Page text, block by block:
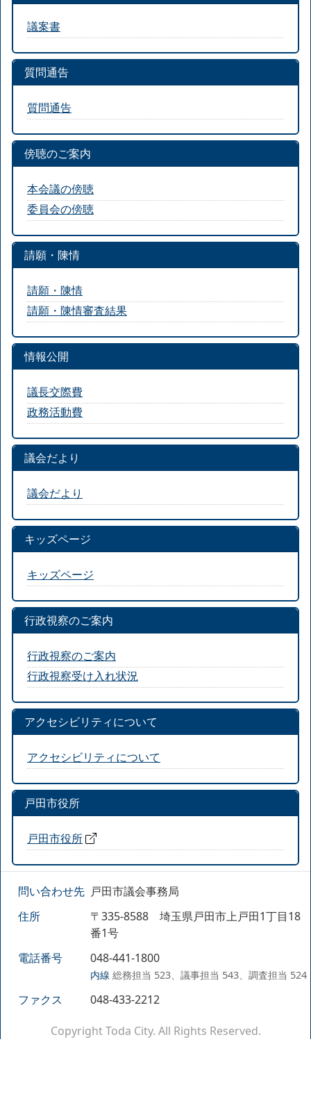
議案書
質問通告
質問通告
傍聴のご案内
本会議の傍聴
委員会の傍聴
請願・陳情
請願・陳情
請願・陳情審査結果
情報公開
議長交際費
政務活動費
議会だより
議会だより
キッズページ
キッズページ
行政視察のご案内
行政視察のご案内
行政視察受け入れ状況
アクセシビリティについて
アクセシビリティについて
戸田市役所
戸田市役所
問い合わせ先 戸田市議会事務局
住所
〒335-8588 埼玉県戸田市上戸田1丁目18
番1号
電話番号
048-441-1800
内線 総務担当 523、議事担当 543、調査担当 524
ファクス 048-433-2212
Copyright Toda City. All Rights Reserved.